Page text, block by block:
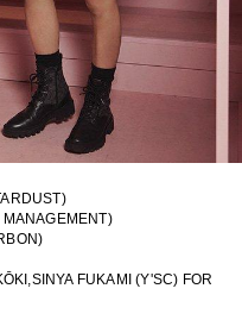
MANAGEMENT)
FUKAMI (Y'SC) FOR